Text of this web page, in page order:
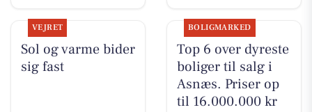
VEJRET
Sol og varme bider
sig fast
BOLIGMARKED
Top 6 over dyreste
boliger til salg i
Asnæs. Priser op
til 16.000.000 kr